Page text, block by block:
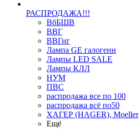
РАСПРОДАЖА!!!
ВбБШВ
ВВГ
ВВГнг
Лампа GE галогенн
Лампы LED SALE
Лампы КЛЛ
НУМ
ПВС
распродажа все по 100
распродажа всё по50
ХАГЕР (HAGER), Moeller
Ещё